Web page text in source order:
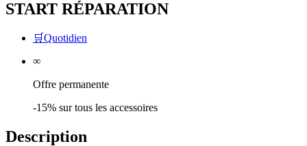
START RÉPARATION
🛒Quotidien
∞
Offre permanente
-15% sur tous les accessoires
Description